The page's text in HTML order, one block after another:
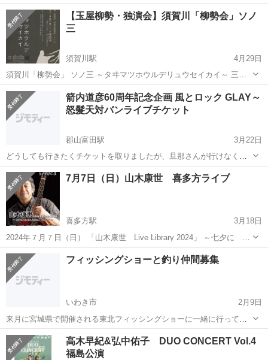
曲家古関裕而先生の名曲とイタリアのカンツォーネやオペラアリアの
名曲を、美しいピアノにのせて福島市ゆかりの若きテノールが優雅
に、そして情熱的に奏でます。 各曲...
福島 福島市 コンサート/ショー テノール
【玉屋柳勢・独演会】須賀川「柳勢会」ソノ
三
須賀川駅
4月29日
須賀川「柳勢会」 ソノ三 ～タヰマツホウルデリュウセイカイ～ 三回
目はネタ出しせずにお楽しみ♪ チラシの紙切りは・故林家正楽師匠の
作品。お題は「玉屋柳勢」です。真打昇進のお披露目の際にお客様が
リクエストしたものを譲...
福島 須賀川市 須賀川駅 コンサート/ショー 落語
箭内道彦60周年記念企画 風とロック GLAY～
怒髮天対バンライブチケット
郡山富田駅
3月22日
どうしても行きたくチケットを取りましたが、旦那さんが行けなくな
って（т-т） チケット2枚出品してますが、バラ売り可です！ 1枚のみ
購入して、私と同行も可能です！ 詳細は下記、URLからお願いします
🙇‍♀️ 『箭内道彦60...
福島 郡山市 郡山富田駅 コンサート/ショー
7月7日（日）山木康世 喜多方ライブ
喜多方駅
3月18日
2024年７月７日（日） 「山木康世 Live Library 2024」 ～七夕に 逢
いにいきたい 喜多方へ～ 会場＝FMきたかたライブスペース アクセ
ス＝JR磐越西線喜多方駅から徒歩12分 開場＝１...
福島 喜多方駅 コンサート/ショー 倶楽部
フィッシングショーと釣り仲間募集
いわき市
2月9日
来月に宮城県で開催される東北フィッシングショーに一緒に行ってく
れる方いませんか？ ついでに一緒に釣りをしてくれる仲間も欲しいで
す。 ちなみに釣りはライトゲームをメインにやってて、主にアジング
をやります。 アジング以外にもメバ...
福島 いわき市 コンサート/ショー
高木早紀&弘中佑子 DUO CONCERT Vol.4
福島公演